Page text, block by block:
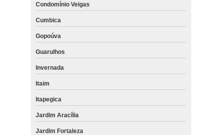
Condomínio Veigas
Cumbica
Gopoúva
Guarulhos
Invernada
Itaim
Itapegica
Jardim Aracília
Jardim Fortaleza